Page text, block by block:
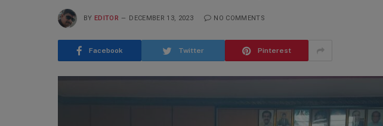
BY EDITOR DECEMBER 13, 2023 NO COMMENTS
Facebook Twitter Pinterest